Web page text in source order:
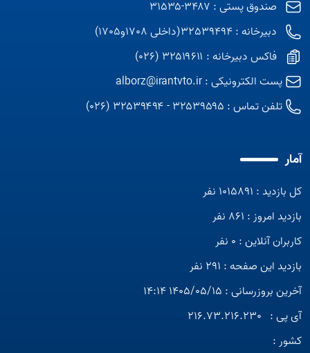
Open
Open
Open
Open
Open
صندوق پستی : ۳۴۸۷-۳۱۵۳۵
دبیرخانه : 32539494(داخلی 1708و1705)
فاکس دبیرخانه : ۳۲۵۱۹۶۱۱ (026)
پست الکترونیکی :alborz@irantvto.ir
تلفن تماس : ۳۲۵۳۹۵۹۵ - ۳۲۵۳۹۴۹۴ (026)
آمار
کل بازدید : 1015891 نفر
بازدید امروز : 861 نفر
کاربران آنلاین : 0 نفر
بازدید این صفحه : 291 نفر
آخرین بروزرسانی : 1405/05/15 14:14
آی پی : 216.73.216.230
کشور :